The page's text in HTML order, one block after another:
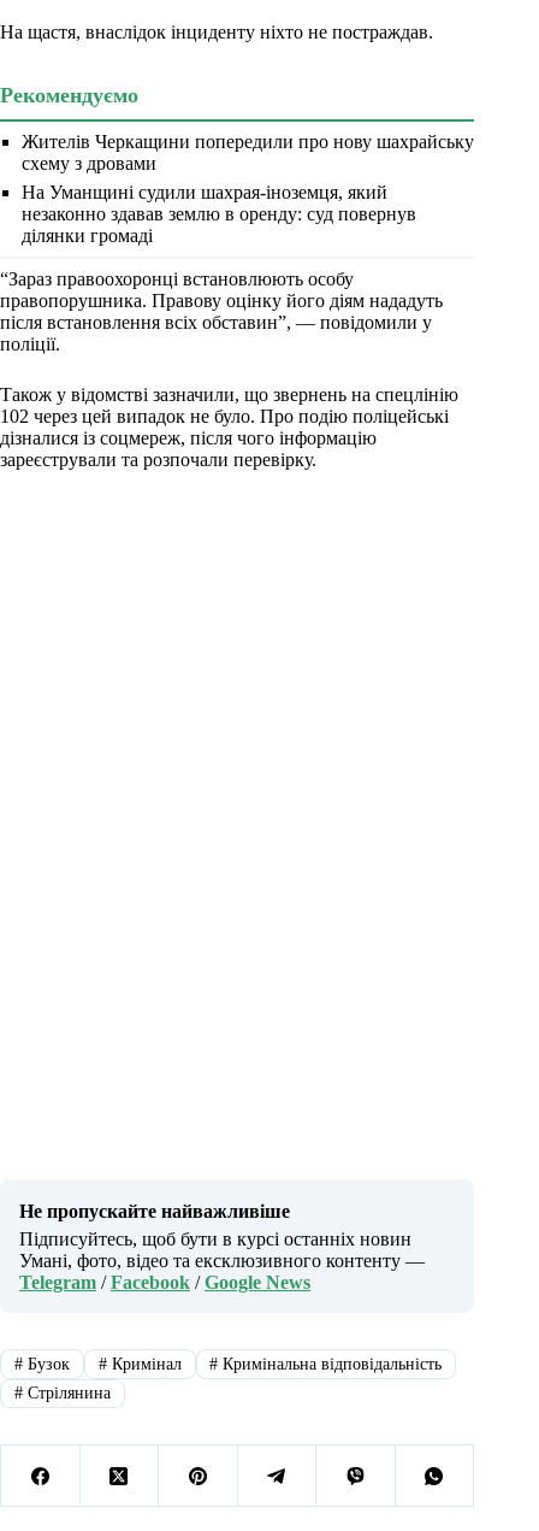
На щастя, внаслідок інциденту ніхто не постраждав.
Рекомендуємо
Жителів Черкащини попередили про нову шахрайську
схему з дровами
На Уманщині судили шахрая-іноземця, який
незаконно здавав землю в оренду: суд повернув
ділянки громаді
“Зараз правоохоронці встановлюють особу
правопорушника. Правову оцінку його діям нададуть
після встановлення всіх обставин”, — повідомили у
поліції.
Також у відомстві зазначили, що звернень на спецлінію
102 через цей випадок не було. Про подію поліцейські
дізналися із соцмереж, після чого інформацію
зареєстрували та розпочали перевірку.
Не пропускайте найважливіше
Підписуйтесь, щоб бути в курсі останніх новин
Умані, фото, відео та ексклюзивного контенту —
Telegram /Facebook /Google News
#Бузок #Кримінал # Кримінальна відповідальність
#Стрілянина